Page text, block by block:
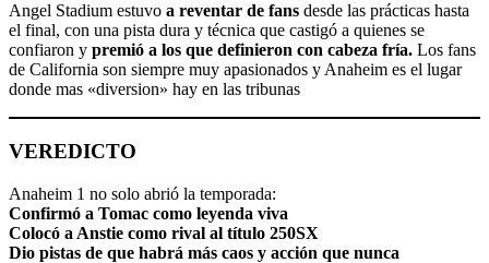
Angel Stadium estuvo a reventar de fans desde las prácticas hasta
el final, con una pista dura y técnica que castigó a quienes se
confiaron y premió a los que definieron con cabeza fría. Los fans
de California son siempre muy apasionados y Anaheim es el lugar
donde mas «diversion» hay en las tribunas
VEREDICTO
Anaheim 1 no solo abrió la temporada:
Confirmó a Tomac como leyenda viva
Colocó a Anstie como rival al título 250SX
Dio pistas de que habrá más caos y acción que nunca